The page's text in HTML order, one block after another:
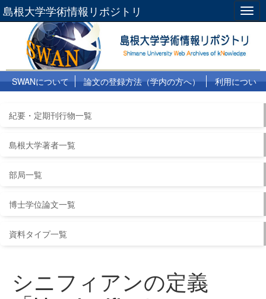
島根大学学術情報リポジトリ
SWANについて 論文の登録方法（学内の方へ）
利用につい
紀要・定期刊行物一覧
島根大学著者一覧
部局一覧
博士学位論文一覧
資料タイプ一覧
シニフィアンの定義